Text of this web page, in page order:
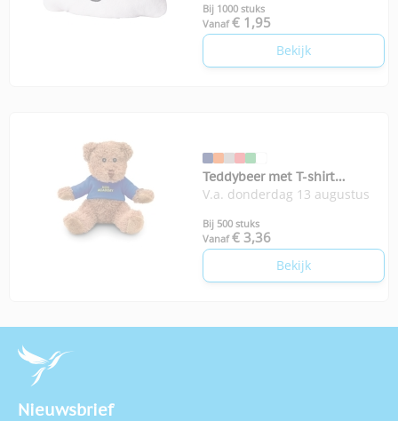
Bij 1000 stuks
Vanaf € 1,95
Bekijk
Teddybeer met T-shirt
Johnny-T
V.a. donderdag 13 augustus
Bij 500 stuks
Vanaf € 3,36
Bekijk
Nieuwsbrief